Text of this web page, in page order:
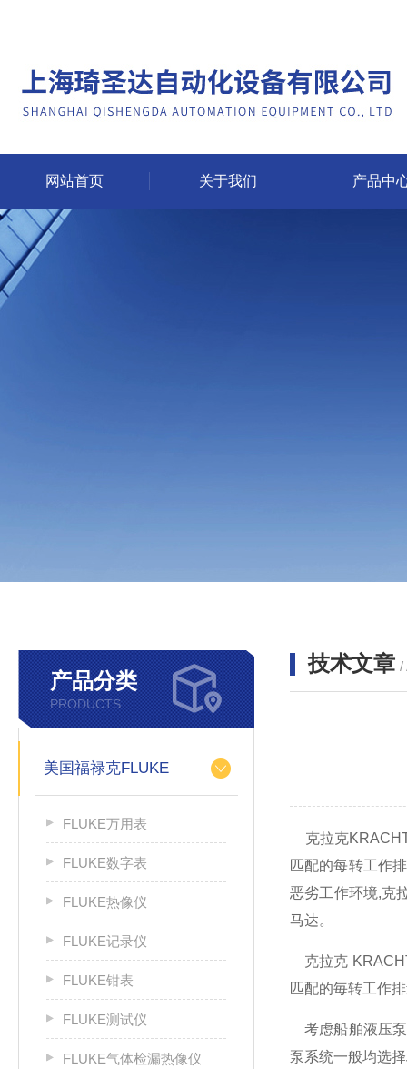
网站首页 关于我们 产品中
产品分类
PRODUCTS
美国福禄克FLUKE
FLUKE万用表
FLUKE数字表
FLUKE热像仪
FLUKE记录仪
FLUKE钳表
FLUKE测试仪
FLUKE气体检漏热像仪
技术文章 /
克拉克
匹配的每转工作
恶劣工作环境,克
马达。
克拉克
匹配的毎转工作
考虑船舶液压泵
泵系统一般均选